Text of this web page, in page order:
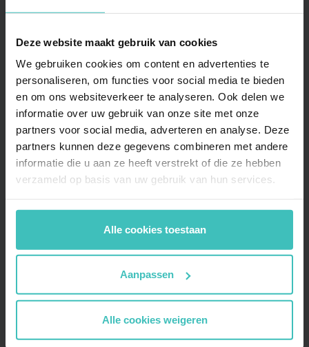
Deze website maakt gebruik van cookies
We gebruiken cookies om content en advertenties te
personaliseren, om functies voor social media te bieden
en om ons websiteverkeer te analyseren. Ook delen we
informatie over uw gebruik van onze site met onze
partners voor social media, adverteren en analyse. Deze
partners kunnen deze gegevens combineren met andere
informatie die u aan ze heeft verstrekt of die ze hebben
verzameld op basis van uw gebruik van hun services.
Alle cookies toestaan
Aanpassen
Alle cookies weigeren
ALLE FACILITEITEN
BioCircuit
Milon Cirkel
MyCoach begeleiding
Cycle studio
MyLife app